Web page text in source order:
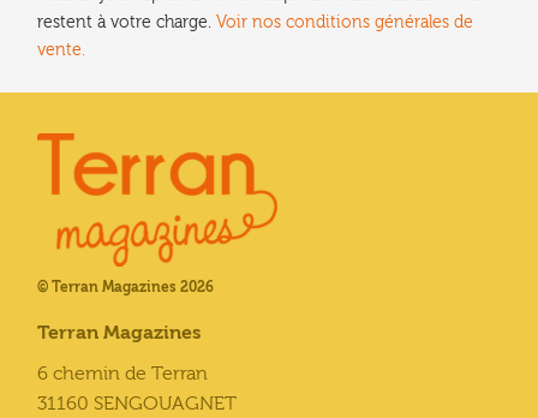
restent à votre charge. Voir nos conditions générales de
vente.
© Terran Magazines 2026
Terran Magazines
6 chemin de Terran
31160 SENGOUAGNET